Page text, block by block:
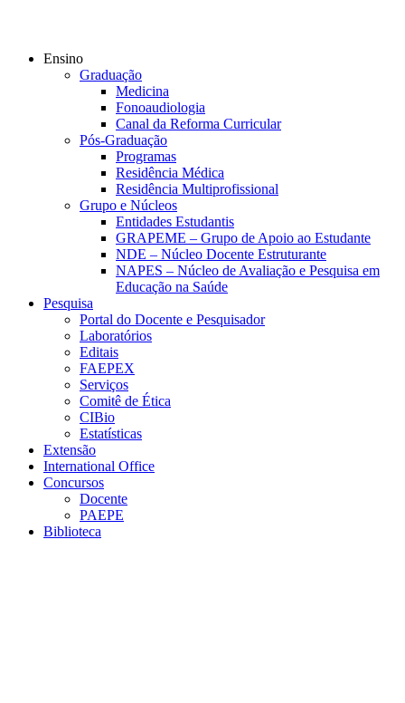
Ensino
Graduação
Medicina
Fonoaudiologia
Canal da Reforma Curricular
Pós-Graduação
Programas
Residência Médica
Residência Multiprofissional
Grupo e Núcleos
Entidades Estudantis
GRAPEME – Grupo de Apoio ao Estudante
NDE – Núcleo Docente Estruturante
NAPES – Núcleo de Avaliação e Pesquisa em
Educação na Saúde
Pesquisa
Portal do Docente e Pesquisador
Laboratórios
Editais
FAEPEX
Serviços
Comitê de Ética
CIBio
Estatísticas
Extensão
International Office
Concursos
Docente
PAEPE
Biblioteca